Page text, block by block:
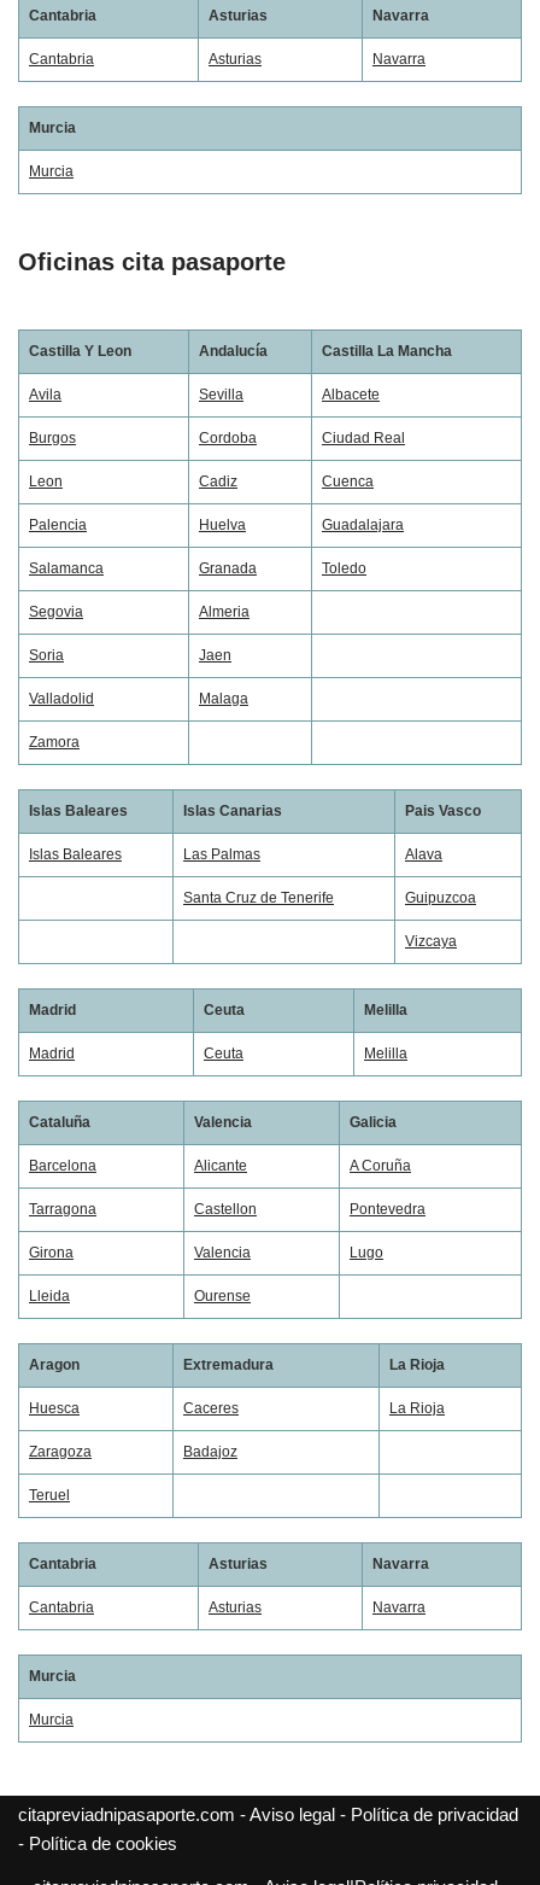
Cantabria Asturias Navarra
Cantabria Asturias Navarra
Murcia
Murcia
Oficinas cita pasaporte
Castilla Y Leon Andalucía Castilla La Mancha
Avila Sevilla Albacete
Burgos Cordoba Ciudad Real
Leon Cadiz Cuenca
Palencia Huelva Guadalajara
Salamanca Granada Toledo
Segovia Almeria
Soria Jaen
Valladolid Malaga
Zamora
Islas Baleares Islas Canarias Pais Vasco
Islas Baleares Las Palmas Alava
Santa Cruz de Tenerife Guipuzcoa
Vizcaya
Madrid Ceuta Melilla
Madrid Ceuta Melilla
Cataluña Valencia Galicia
Barcelona Alicante A Coruña
Tarragona Castellon Pontevedra
Girona Valencia Lugo
Lleida Ourense
Aragon Extremadura La Rioja
Huesca Caceres La Rioja
Zaragoza Badajoz
Teruel
Cantabria Asturias Navarra
Cantabria Asturias Navarra
Murcia
Murcia
citapreviadnipasaporte.com -Aviso legal - Política de privacidad
- Política de cookies